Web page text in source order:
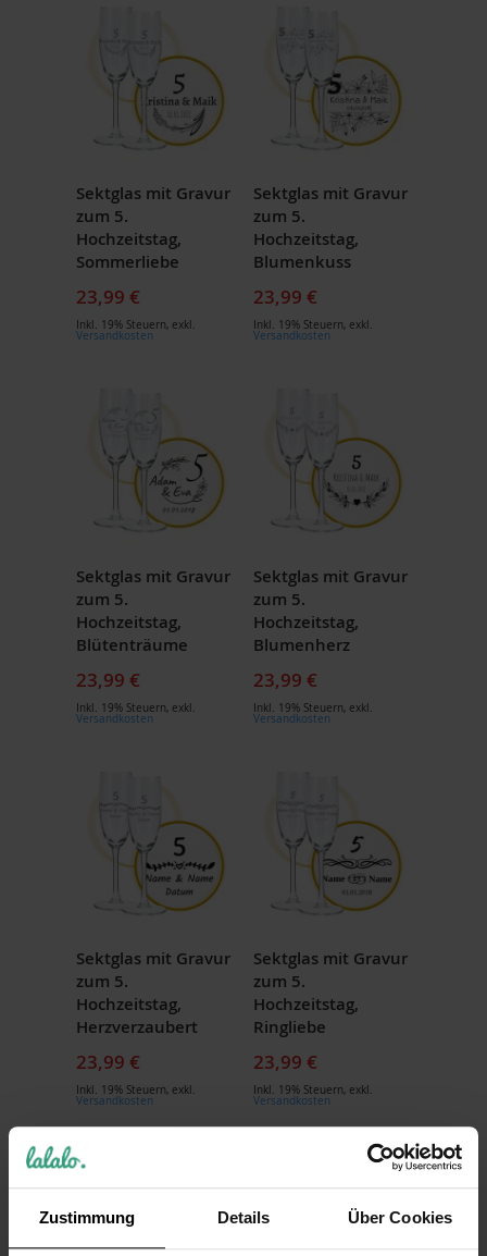
Zustimmung Details Über Cookies
Sektglas mit Gravur
zum 5.
Hochzeitstag,
Sommerliebe
23,99 €
Inkl. 19% Steuern, exkl.
Versandkosten
Sektglas mit Gravur
zum 5.
Hochzeitstag,
Blumenkuss
23,99 €
Inkl. 19% Steuern, exkl.
Versandkosten
Sektglas mit Gravur
zum 5.
Hochzeitstag,
Blütenträume
23,99 €
Inkl. 19% Steuern, exkl.
Versandkosten
Sektglas mit Gravur
zum 5.
Hochzeitstag,
Blumenherz
23,99 €
Inkl. 19% Steuern, exkl.
Versandkosten
Sektglas mit Gravur
zum 5.
Hochzeitstag,
Herzverzaubert
23,99 €
Inkl. 19% Steuern, exkl.
Versandkosten
Sektglas mit Gravur
zum 5.
Hochzeitstag,
Ringliebe
23,99 €
Inkl. 19% Steuern, exkl.
Versandkosten